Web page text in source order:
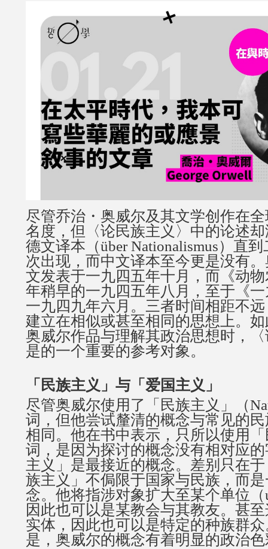
尽管乔治・奥威尔及其文学创作在
名度，但〈论民族主义〉中的论述
德文译本（über Nationalismus）直
次出现，而中文译本至今更是没有
文发表于一九四五年十月，而《动
年稍早的一九四五年八月，至于《
一九四九年六月。三者时间相距不
建立在相似或甚至相同的思想上。
奥威尔作品与理解其政治思想时，
是的一个重要的参考对象。
「民族主义」与「爱国主义」
尽管奥威尔使用了「民族主义」（
词，但他尝试釐清的概念与常见的
相同。他在书中表示，只所以使用
词，是因为探讨的概念没有相对应
主义」是最接近的概念。差别只在
族主义」不侷限于国家与民族，而
念。他将指涉对象扩大至某个单位
因此也可以是某教会与其教友。甚
实体，因此也可以是特定的种族群
是，奥威尔的概念有着明显的政治